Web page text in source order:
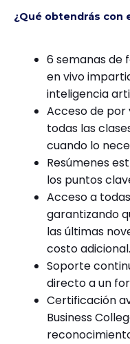
¿Qué obtendrás con
6 semanas de
en vivo
inteligencia
​Acceso de por
todas las
cuando lo
​Resúmenes
los puntos
​Acceso a
garantizando
las últimas
costo adicional.
​Soporte
directo a un
​Certificación
Business